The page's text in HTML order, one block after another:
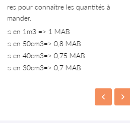
faire le point sur vos besoins en
Choisir le bois pour se chauffer est
également l'assurance d'avoir un
Melotto Bois , votre fournisseur de
du Tarn (81) et ses